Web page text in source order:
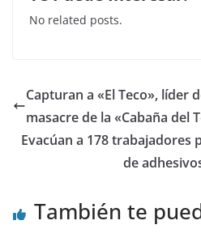
c
e
o
o
k
itt
er
at
p
p
k
n
No related posts.
Capturan a «El Teco», líder
masacre de la «Cabaña del
Evacúan a 178 trabajadores
de
También te